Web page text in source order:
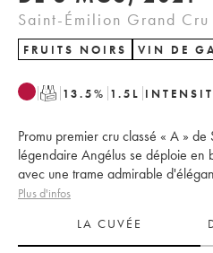
Saint-Émilion Grand Cru
FRUITS NOIRS VIN DE
T 13.5% 1.5 L
Promu premier cru classé « A »
légendaire Angélus se déploie en
avec une trame admirable
Plus d'infos
LA CUVÉE